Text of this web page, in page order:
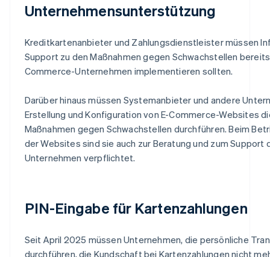
Unternehmensunterstützung
Kreditkartenanbieter und Zahlungsdienstleister müssen
Support zu den Maßnahmen gegen Schwachstellen
Commerce-Unternehmen implementieren sollten.
Darüber hinaus müssen Systemanbieter und andere
Erstellung und Konfiguration von E-Commerce-Websites
Maßnahmen gegen Schwachstellen durchführen. Beim
der Websites sind sie auch zur Beratung und zum Support
Unternehmen verpflichtet.
PIN-Eingabe für Kartenzahlungen
Seit April 2025 müssen Unternehmen, die persönliche
durchführen, die Kundschaft bei Kartenzahlungen nicht